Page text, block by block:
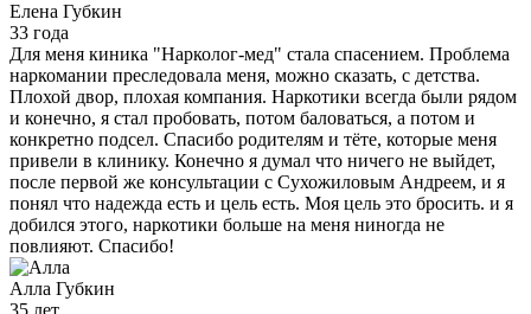
Елена Губкин
33 года
Для меня киника "Нарколог-мед" стала спасением. Проблема
наркомании преследовала меня, можно сказать, с детства.
Плохой двор, плохая компания. Наркотики всегда были рядом
и конечно, я стал пробовать, потом баловаться, а потом и
конкретно подсел. Спасибо родителям и тёте, которые меня
привели в клинику. Конечно я думал что ничего не выйдет,
после первой же консультации с Сухожиловым Андреем, и я
понял что надежда есть и цель есть. Моя цель это бросить. и я
добился этого, наркотики больше на меня ниногда не
повлияют. Спасибо!
Алла Губкин
35 лет